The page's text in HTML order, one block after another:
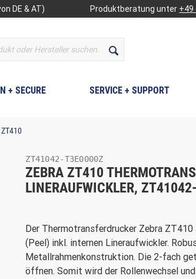
DE & AT) Produktberatung unter +49
+ SECURE SERVICE + SUPPORT
ZT41042-T3E0000Z
ZEBRA ZT410
LINERAUFWICKLER,
Der Thermotransferdrucker Zebra
(Peel) inkl. internen Lineraufwickler.
Metallrahmenkonstruktion. Die 2-fach
öffnen. Somit wird der Rollenwechsel